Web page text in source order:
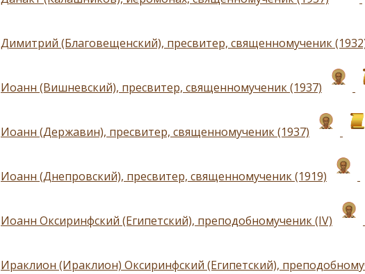
Димитрий (Благовещенский), пресвитер, священномученик
Иоанн (Вишневский), пресвитер, священномученик (1937)
Иоанн (Державин), пресвитер, священномученик (1937)
Иоанн (Днепровский), пресвитер, священномученик (1919)
Иоанн Оксиринфский (Египетский), преподобномученик (IV)
Ираклион (Ираклион) Оксиринфский (Египетский),